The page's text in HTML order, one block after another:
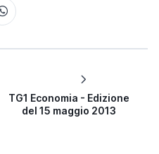
TG1 Economia - Edizione
del 15 maggio 2013